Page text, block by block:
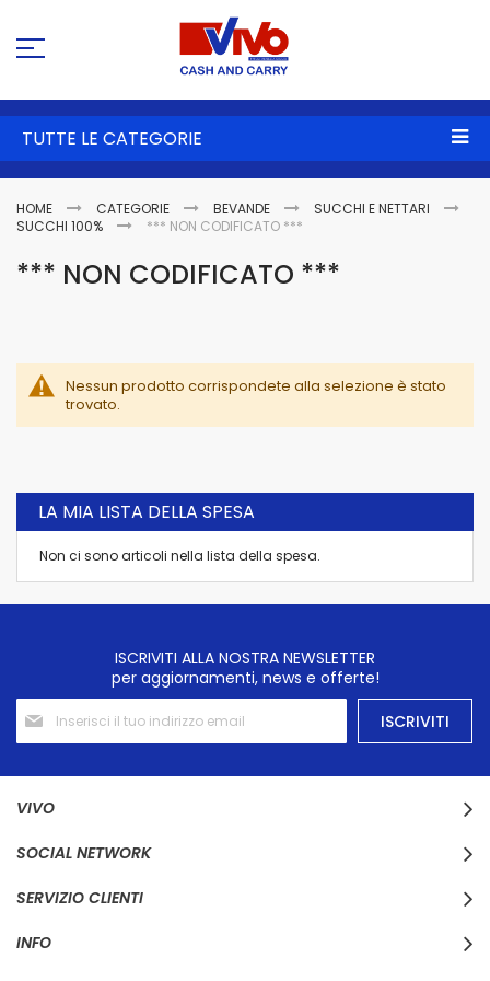
TUTTE LE CATEGORIE
HOME CATEGORIE BEVANDE
SUCCHI E NETTARI
SUCCHI 100%
*** NON CODIFICATO ***
*** NON CODIFICATO ***
Nessun prodotto corrispondete alla selezione è stato
trovato.
LA MIA LISTA DELLA SPESA
Non ci sono articoli nella lista della spesa.
ISCRIVITI ALLA NOSTRA NEWSLETTER
per aggiornamenti, news e offerte!
Iscriviti
alla
nostra
ISCRIVITI
VIVO
SOCIAL NETWORK
SERVIZIO CLIENTI
INFO